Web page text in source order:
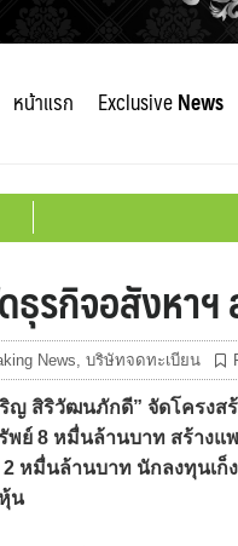
หน้าแรก ExclusiveNews
รกิจอสังหาฯ
News, บริษัทจดทะเบียน
ริญ สิริวัฒนภักดี” จัดโครง
พย์ 8 หมื่นล้านบาท สร้าง
2 หมื่นล้านบาท นักลงทุนเ
น